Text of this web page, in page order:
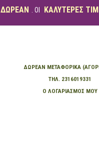
ΔΩΡΕΑΝ . ΟΙ ΚΑΛΥΤΕΡΕΣ
ΔΩΡΕΆΝ ΜΕΤΑΦΟΡΙΚΆ
ΤΗΛ. 2316019331
Ο ΛΟΓΑΡΙΑΣΜΌΣ ΜΟΥ